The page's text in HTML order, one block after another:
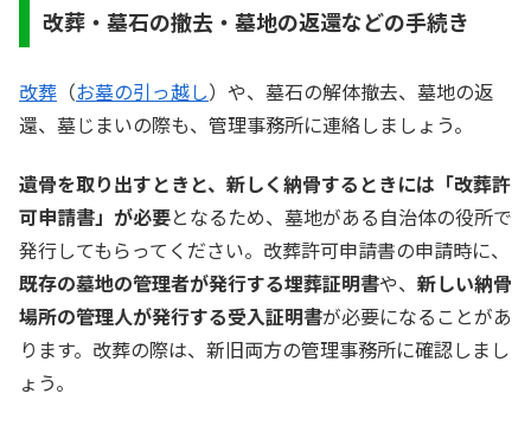
改葬・墓石の撤去・墓地の返還などの手続き
改葬 （お墓の引っ越し）や、墓石の解体撤去、墓地の返
還、墓じまいの際も、管理事務所に連絡しましょう。
遺骨を取り出すときと、新しく納骨するときには「改葬許
可申請書」が必要となるため、墓地がある自治体の役所で
発行してもらってください。改葬許可申請書の申請時に、
既存の墓地の管理者が発行する埋葬証明書や、 新しい納骨
場所の管理人が発行する受入証明書が必要になることがあ
ります。改葬の際は、新旧両方の管理事務所に確認しまし
ょう。